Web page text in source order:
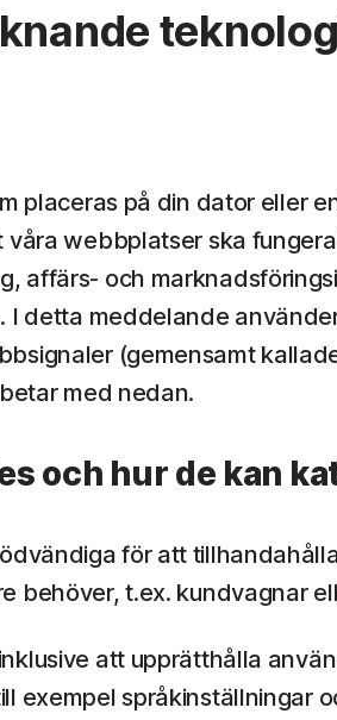
placeras på din dator
webbplatser ska
affärs- och
I detta meddelande
(gemensamt
med nedan.
och hur de kan
för att
behöver, t.ex. kundvagnar
att upprätthålla
exempel språkinställningar